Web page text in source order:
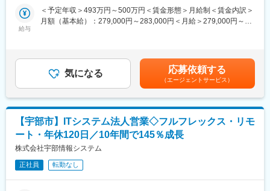
■働き方について：
・毎月の残業時間を正しく管理することで業務量を把握し、必要
す。
・様々な部署が参加する業務発表会を毎週開催、他部署との繋が
詳細設計（プログラム単位での処理フロー設計）
・ 開発・改修
・ テスト
単体テスト（改修箇所の動作確認）
結合テスト（他システムとの連携確認）
総合テスト（税務業務全体の流れで確認）
法令準拠テスト（税制要件を満たしているか）
・ユーザー受入テスト（UAT）
実際の税務担当者による確認
帳票出力や申告データの整合性チェック
■ツール
給与
＜予定年収＞493万円～500万円＜賃金形態＞月給制＜賃金内訳＞
月額（基本給）：279,000円～283,000円＜月給＞279,000円～
賃金はあくまでも目安の金額であり、選考を通じて上下する可能
性があります。月給(月額)は固定手当を含めた表記です。
気になる 応募依頼する
（エージェントサービス）
【宇部市】ITシステム法人営業◇フルフレックス・リモ
ート・年休120日／10年間で145％成長
株式会社宇部情報システム
正社員 転勤なし